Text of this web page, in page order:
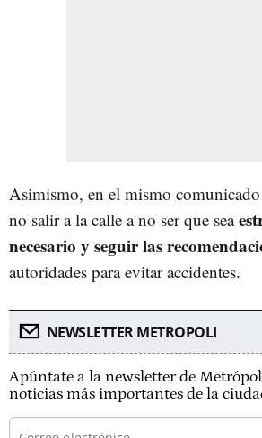
Asimismo, en el mismo
no salir a la calle a no ser que sea
necesario y seguir las
autoridades para evitar accidentes.
NEWSLETTER METROPOLI
Apúntate a la newsletter de
noticias más importantes de la